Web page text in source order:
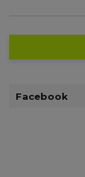
Facebook